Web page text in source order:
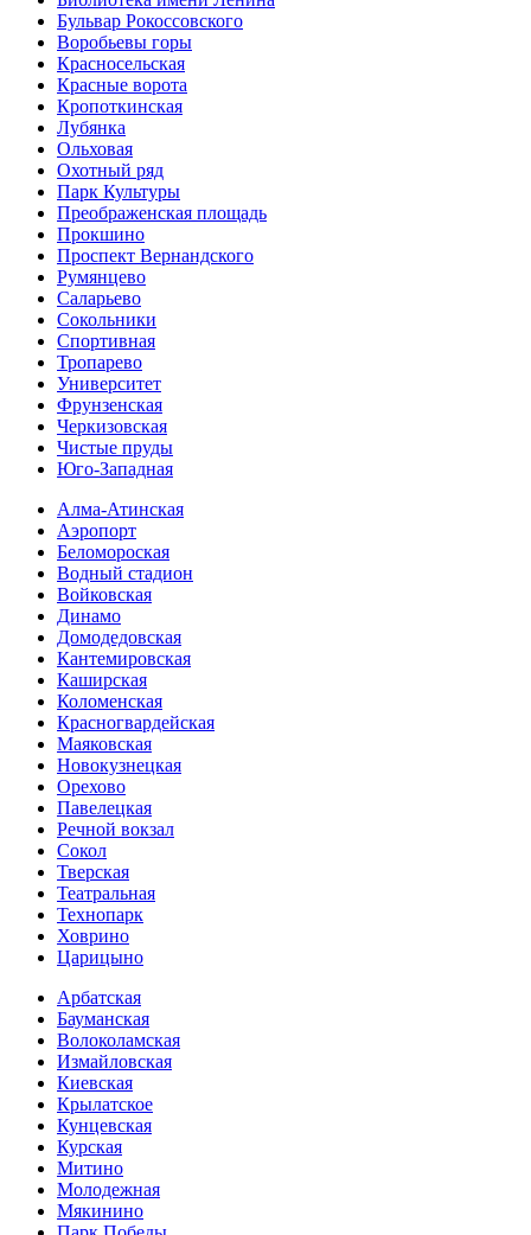
Бульвар Рокоссовского
Воробьевы горы
Красно­сельская
Красные ворота
Кропоткинс­кая
Лубянка
Ольховая
Охотный ряд
Парк Культуры
Преобра­женская площадь
Прокшино
Проспект Вернандского
Румянцево
Саларьево
Сокольники
Спортивная
Тропарево
Университет
Фрунзенская
Черкизовская
Чистые пруды
Юго-Западная
Алма-Атинская
Аэропорт
Беломороская
Водный стадион
Войковская
Динамо
Домоде­довская
Кантеми­ровская
Каширская
Коломенская
Красногвар­дейская
Маяковская
Новокузнецкая
Орехово
Павелецкая
Речной вокзал
Сокол
Тверская
Театральная
Технопарк
Ховрино
Царицыно
Арбатская
Бауманская
Волоколамская
Измайловская
Киевская
Крылатское
Кунцевская
Курская
Митино
Молодежная
Мякинино